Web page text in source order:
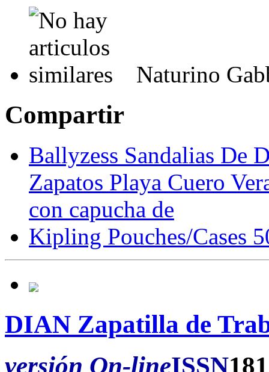
Naturino
Compartir
Ballyzess Sandalias De
Zapatos Playa Cuero
con capucha de
Kipling Pouches/Cases
DIAN Zapatilla de
versión On-lineISSN